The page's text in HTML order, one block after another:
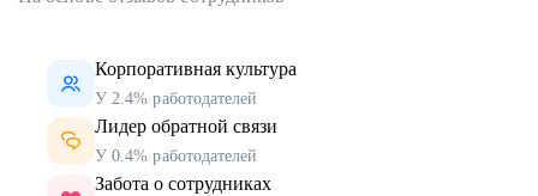
Корпоративная культура
У 2.4% работодателей
Лидер обратной связи
У 0.4% работодателей
Забота о сотрудниках